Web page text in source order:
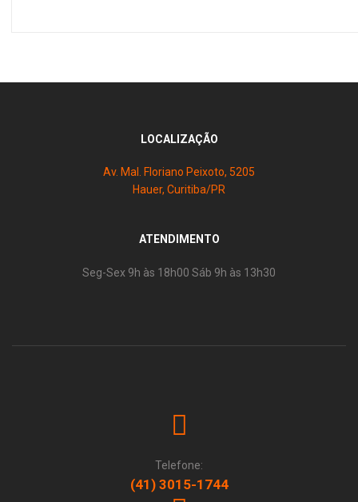
LOCALIZAÇÃO
Av. Mal. Floriano Peixoto, 5205
Hauer, Curitiba/PR
ATENDIMENTO
Seg-Sex 9h às 18h00 Sáb 9h às 13h30
Telefone:
(41) 3015-1744